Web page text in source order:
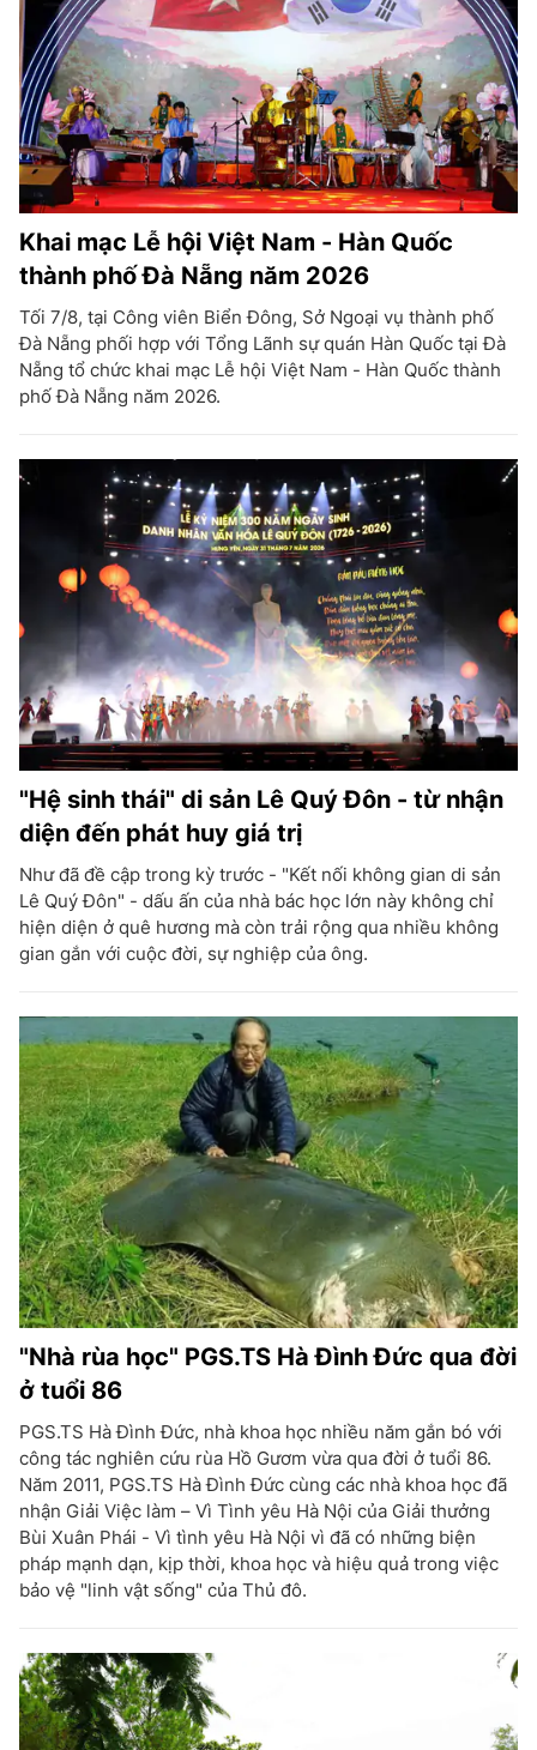
Khai mạc Lễ hội Việt Nam - Hàn Quốc
thành phố Đà Nẵng năm 2026
Tối 7/8, tại Công viên Biển Đông, Sở Ngoại vụ thành phố
Đà Nẵng phối hợp với Tổng Lãnh sự quán Hàn Quốc tại Đà
Nẵng tổ chức khai mạc Lễ hội Việt Nam - Hàn Quốc thành
phố Đà Nẵng năm 2026.
"Hệ sinh thái" di sản Lê Quý Đôn - từ nhận
diện đến phát huy giá trị
Như đã đề cập trong kỳ trước - "Kết nối không gian di sản
Lê Quý Đôn" - dấu ấn của nhà bác học lớn này không chỉ
hiện diện ở quê hương mà còn trải rộng qua nhiều không
gian gắn với cuộc đời, sự nghiệp của ông.
"Nhà rùa học" PGS.TS Hà Đình Đức qua đời
ở tuổi 86
PGS.TS Hà Đình Đức, nhà khoa học nhiều năm gắn bó với
công tác nghiên cứu rùa Hồ Gươm vừa qua đời ở tuổi 86.
Năm 2011, PGS.TS Hà Đình Đức cùng các nhà khoa học đã
nhận Giải Việc làm – Vì Tình yêu Hà Nội của Giải thưởng
Bùi Xuân Phái - Vì tình yêu Hà Nội vì đã có những biện
pháp mạnh dạn, kịp thời, khoa học và hiệu quả trong việc
bảo vệ "linh vật sống" của Thủ đô.